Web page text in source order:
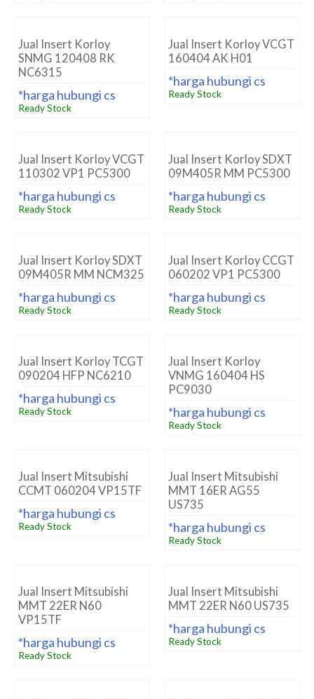
Jual Insert Korloy
SNMG 120408 RK
NC6315
*harga hubungi cs
Ready Stock
Jual Insert Korloy VCGT
160404 AK H01
*harga hubungi cs
Ready Stock
Jual Insert Korloy VCGT
110302 VP1 PC5300
*harga hubungi cs
Ready Stock
Jual Insert Korloy SDXT
09M405R MM PC5300
*harga hubungi cs
Ready Stock
Jual Insert Korloy SDXT
09M405R MM NCM325
*harga hubungi cs
Ready Stock
Jual Insert Korloy CCGT
060202 VP1 PC5300
*harga hubungi cs
Ready Stock
Jual Insert Korloy TCGT
090204 HFP NC6210
*harga hubungi cs
Ready Stock
Jual Insert Korloy
VNMG 160404 HS
PC9030
*harga hubungi cs
Ready Stock
Jual Insert Mitsubishi
CCMT 060204 VP15TF
*harga hubungi cs
Ready Stock
Jual Insert Mitsubishi
MMT 16ER AG55
US735
*harga hubungi cs
Ready Stock
Jual Insert Mitsubishi
MMT 22ER N60
VP15TF
*harga hubungi cs
Ready Stock
Jual Insert Mitsubishi
MMT 22ER N60 US735
*harga hubungi cs
Ready Stock